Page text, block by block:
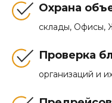
Охрана
склады, Офисы,
Проверка
организаций и